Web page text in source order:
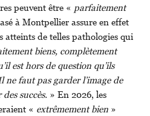
peuvent être « parfaitement
à Montpellier assure en effet
atteints de telles pathologies qui
biens, complètement
est hors de question qu’ils
faut pas garder l’image de
succès. » En 2026, les
« extrêmement bien »